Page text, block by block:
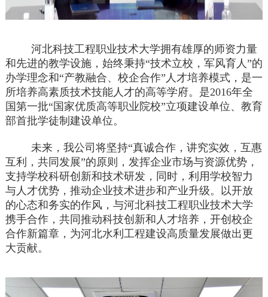
河北科技工程职业技术大学拥有雄厚的师资力量
和先进的教学设施，始终秉持“技术立校，军风育人”的
办学理念和“产教融合、校企合作”人才培养模式，是一
所培养高素质技术技能人才的高等学府。是2016年全
国第一批“国家优质高等职业院校”立项建设单位、教育
部首批学徒制建设单位。
未来，我公司将坚持“真诚合作，讲究实效，互惠
互利，共同发展”的原则，发挥企业市场与资源优势，
支持学校科研创新和技术研发，同时，利用学校智力
与人才优势，推动企业技术进步和产业升级。以开放
的心态和务实的作风，与河北科技工程职业技术大学
携手合作，共同推动科技创新和人才培养，开创校企
合作新篇章，为河北水利工程建设高质量发展做出更
大贡献。